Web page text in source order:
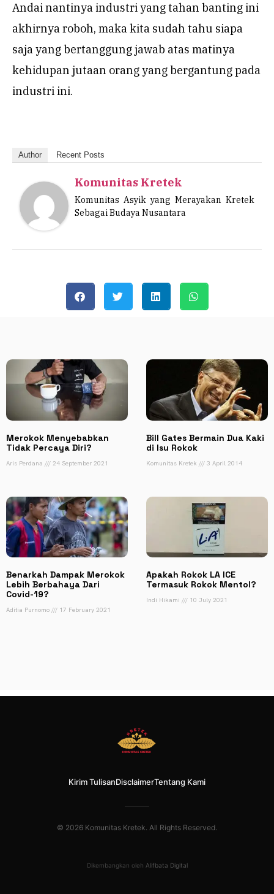
Andai nantinya industri yang tahan banting ini
akhirnya roboh, maka kita sudah tahu siapa
saja yang bertanggung jawab atas matinya
kehidupan jutaan orang yang bergantung pada
industri ini.
Author Recent Posts
Komunitas Kretek
Komunitas Asyik yang Merayakan Kretek
Sebagai Budaya Nusantara
Merokok Menyebabkan
Tidak Percaya Diri?
Aris Perdana 24 September 2021
Bill Gates Bermain Dua Kaki
di Isu Rokok
Komunitas Kretek 3 April 2014
Benarkah Dampak Merokok
Lebih Berbahaya Dari
Covid-19?
Aditia Purnomo 17 February 2021
Apakah Rokok LA ICE
Termasuk Rokok Mentol?
Indi Hikami 10 July 2021
Kirim TulisanDisclaimerTentang Kami
© 2026 Komunitas Kretek. All Rights Reserved.
Dikembangkan oleh Alifbata Digital